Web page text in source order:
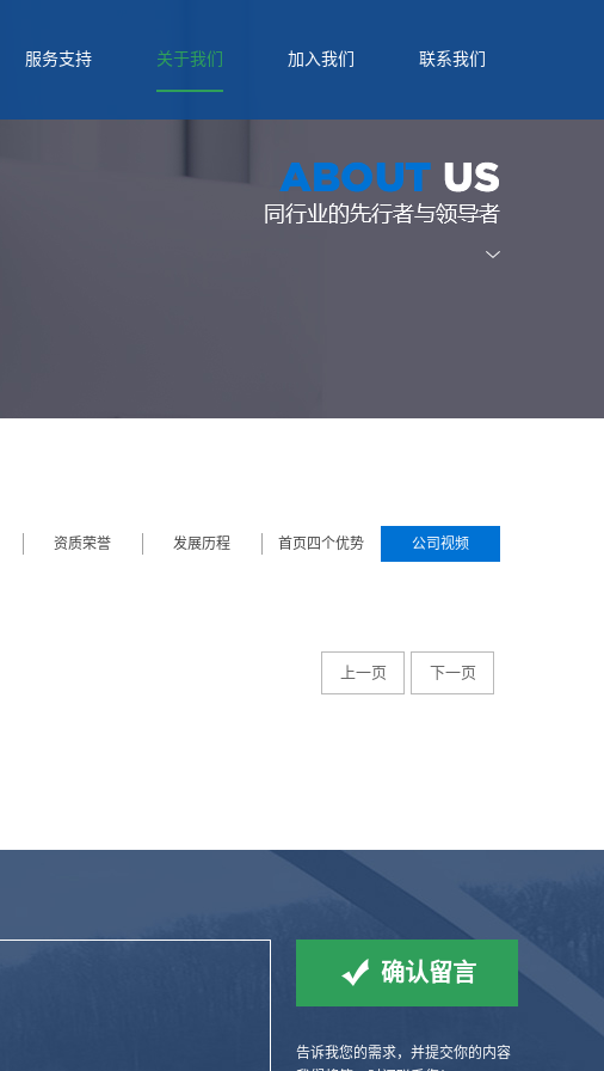
服务支持 关于我们 加入我们 联系我们
资质荣誉 发展历程 首页四个优势 公司视频
上一页 下一页
告诉我您的需求，并提交你的内容